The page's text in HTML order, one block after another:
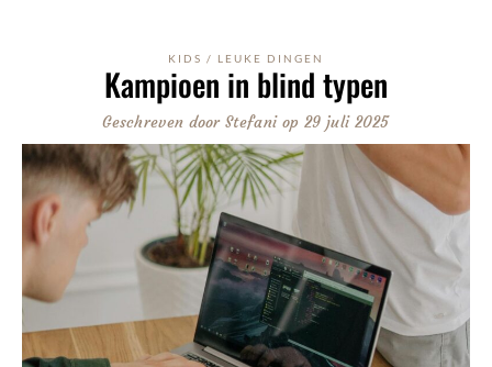
KIDS / LEUKE DINGEN
Kampioen in blind typen
Geschreven doorStefani op 29 juli 2025